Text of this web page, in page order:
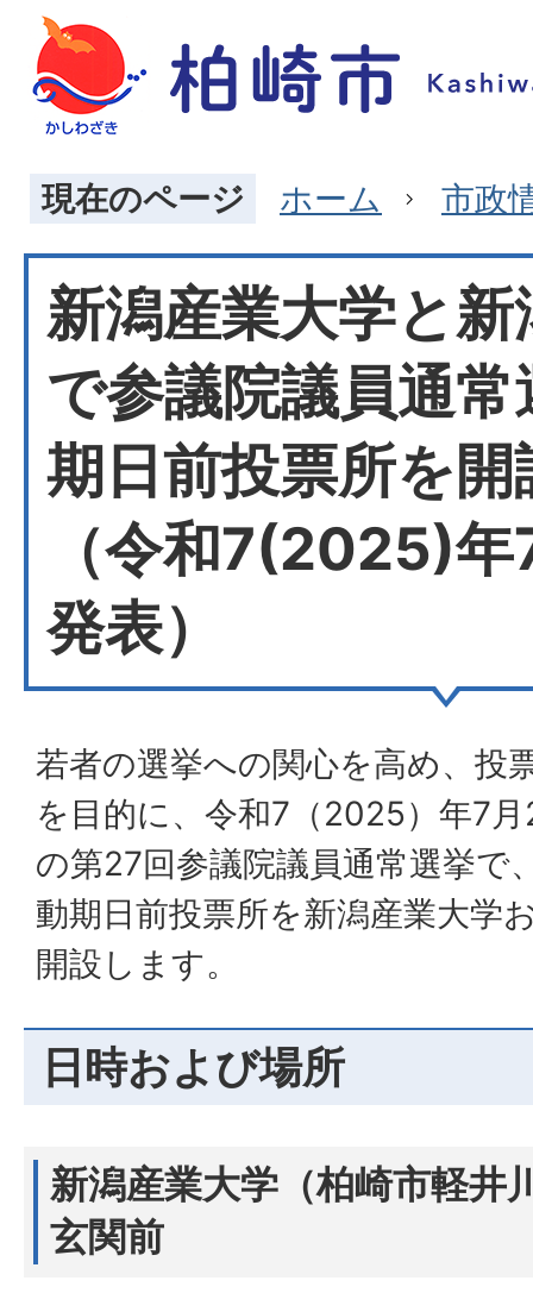
現在のページ ホーム 市政
新潟産業大学と
で参議院議員通
期日前投票所を
（令和7(2025)
発表）
若者の選挙への関心を高め、投
を目的に、令和7（2025）年7
の第27回参議院議員通常選挙で
動期日前投票所を新潟産業大学
開設します。
日時および場所
新潟産業大学（柏崎市軽井
玄関前